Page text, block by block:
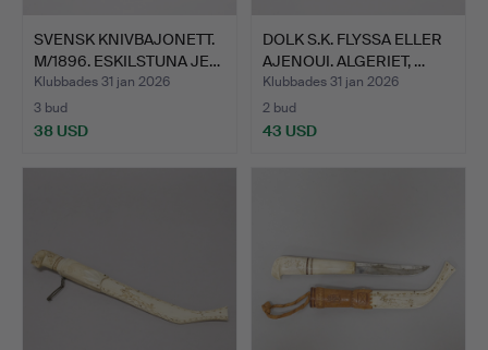
SVENSK KNIVBAJONETT.
M/1896. ESKILSTUNA JE…
Klubbades 31 jan 2026
3 bud
38 USD
DOLK S.K. FLYSSA ELLER
AJENOUI. ALGERIET, …
Klubbades 31 jan 2026
2 bud
43 USD